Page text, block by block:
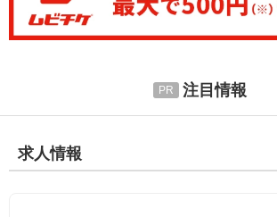
注目情報
求人情報